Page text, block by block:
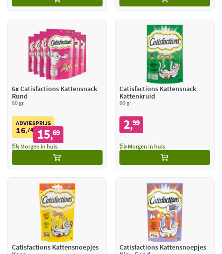
6xCatisfactions Kattensnack
Rund
60 gr
ADVIESPRIJS
16,74 15,69
Morgen in huis
Catisfactions Kattensnack
Kattenkruid
60 gr
2,99
Morgen in huis
Catisfactions Kattensnoepjes
Catisfactions Kattensnoepjes